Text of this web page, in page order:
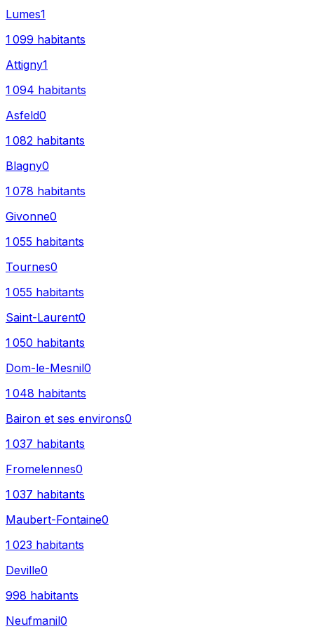
Lumes1
1 099 habitants
Attigny1
1 094 habitants
Asfeld0
1 082 habitants
Blagny0
1 078 habitants
Givonne0
1 055 habitants
Tournes0
1 055 habitants
Saint-Laurent0
1 050 habitants
Dom-le-Mesnil0
1 048 habitants
Bairon et ses environs0
1 037 habitants
Fromelennes0
1 037 habitants
Maubert-Fontaine0
1 023 habitants
Deville0
998 habitants
Neufmanil0